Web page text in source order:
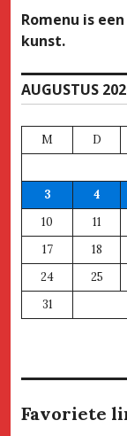
Romenu is
kunst.
AUGUSTUS
M D
3
4
10
11
17
18
24
25
31
Favoriete